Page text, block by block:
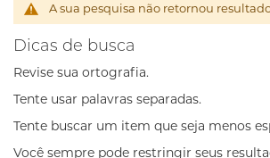
A sua pesquisa não retornou
Dicas de busca
Revise sua ortografia.
Tente usar palavras separadas.
Tente buscar um item que seja menos
Você sempre pode restringir seus